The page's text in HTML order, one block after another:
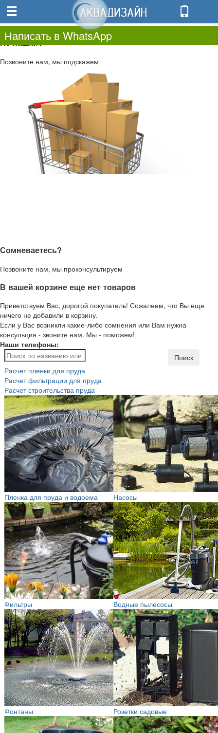
0.00
0
Не нашли?
Позвоните нам, мы подскажем
Сомневаетесь?
Позвоните нам, мы проконсультируем
В вашей корзине еще нет товаров
Приветствуем Вас, дорогой покупатель! Сожалеем, что Вы еще
ничего не добавили в корзину.
Если у Вас возникли какие-либо сомнения или Вам нужна
консульция - звоните нам. Мы - поможем!
Наши телефоны:
Написать в WhatsApp
Поиск
Расчет пленки для пруда
Расчет фильтрации для пруда
Расчет строительства пруда
Пленка для пруда и водоема Насосы
Фильтры Водные пылесосы
Фонтаны Розетки садовые